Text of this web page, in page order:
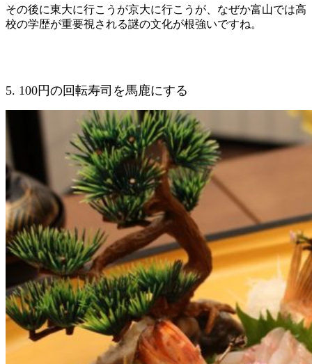
その後に東大に行こうが京大に行こうが、なぜか富山では高
校の学歴が重要視される謎の文化が根強いですね。
5. 100円の回転寿司を馬鹿にする